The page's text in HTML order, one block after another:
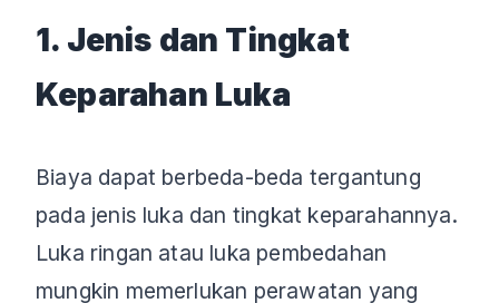
1. Jenis dan Tingkat
Keparahan Luka
Biaya dapat berbeda-beda tergantung
pada jenis luka dan tingkat keparahannya.
Luka ringan atau luka pembedahan
mungkin memerlukan perawatan yang